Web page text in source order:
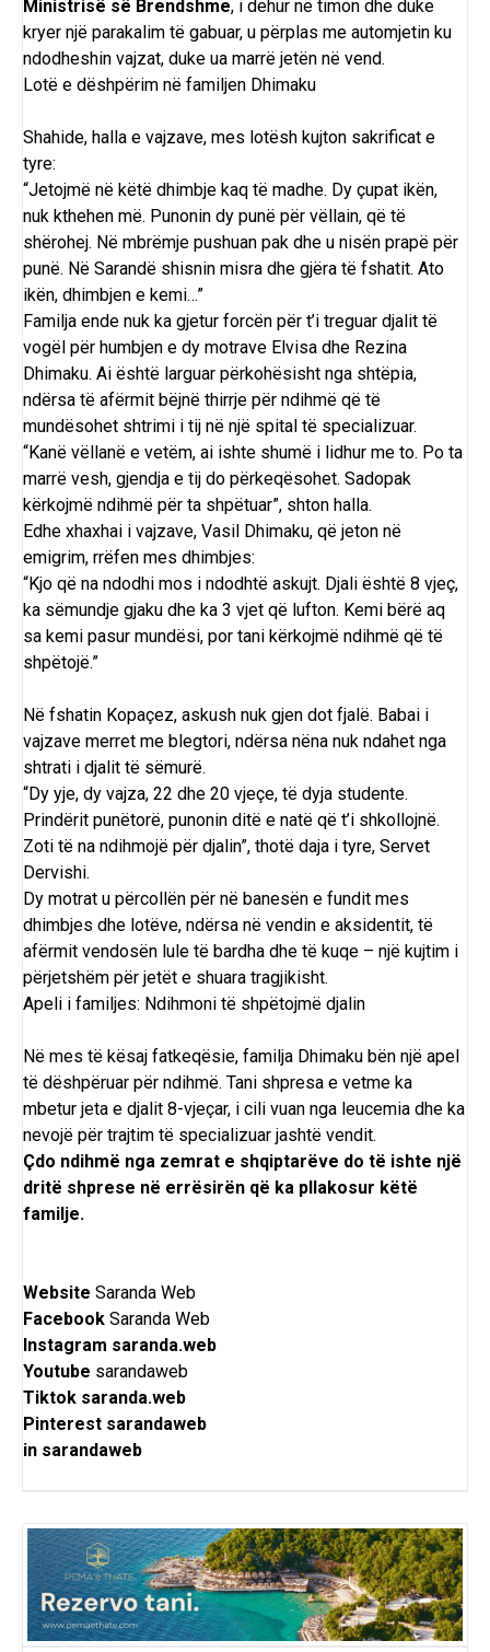
Ministrisë së Brendshme, i dehur në timon dhe duke
kryer një parakalim të gabuar, u përplas me automjetin ku
ndodheshin vajzat, duke ua marrë jetën në vend.
Lotë e dëshpërim në familjen Dhimaku
Shahide, halla e vajzave, mes lotësh kujton sakrificat e
tyre:
“Jetojmë në këtë dhimbje kaq të madhe. Dy çupat ikën,
nuk kthehen më. Punonin dy punë për vëllain, që të
shërohej. Në mbrëmje pushuan pak dhe u nisën prapë për
punë. Në Sarandë shisnin misra dhe gjëra të fshatit. Ato
ikën, dhimbjen e kemi…”
Familja ende nuk ka gjetur forcën për t’i treguar djalit të
vogël për humbjen e dy motrave Elvisa dhe Rezina
Dhimaku. Ai është larguar përkohësisht nga shtëpia,
ndërsa të afërmit bëjnë thirrje për ndihmë që të
mundësohet shtrimi i tij në një spital të specializuar.
“Kanë vëllanë e vetëm, ai ishte shumë i lidhur me to. Po ta
marrë vesh, gjendja e tij do përkeqësohet. Sadopak
kërkojmë ndihmë për ta shpëtuar”, shton halla.
Edhe xhaxhai i vajzave, Vasil Dhimaku, që jeton në
emigrim, rrëfen mes dhimbjes:
“Kjo që na ndodhi mos i ndodhtë askujt. Djali është 8 vjeç,
ka sëmundje gjaku dhe ka 3 vjet që lufton. Kemi bërë aq
sa kemi pasur mundësi, por tani kërkojmë ndihmë që të
shpëtojë.”
Në fshatin Kopaçez, askush nuk gjen dot fjalë. Babai i
vajzave merret me blegtori, ndërsa nëna nuk ndahet nga
shtrati i djalit të sëmurë.
“Dy yje, dy vajza, 22 dhe 20 vjeçe, të dyja studente.
Prindërit punëtorë, punonin ditë e natë që t’i shkollojnë.
Zoti të na ndihmojë për djalin”, thotë daja i tyre, Servet
Dervishi.
Dy motrat u përcollën për në banesën e fundit mes
dhimbjes dhe lotëve, ndërsa në vendin e aksidentit, të
afërmit vendosën lule të bardha dhe të kuqe – një kujtim i
përjetshëm për jetët e shuara tragjikisht.
Apeli i familjes: Ndihmoni të shpëtojmë djalin
Në mes të kësaj fatkeqësie, familja Dhimaku bën një apel
të dëshpëruar për ndihmë. Tani shpresa e vetme ka
mbetur jeta e djalit 8-vjeçar, i cili vuan nga leucemia dhe ka
nevojë për trajtim të specializuar jashtë vendit.
Çdo ndihmë nga zemrat e shqiptarëve do të ishte një
dritë shprese në errësirën që ka pllakosur këtë
familje.
Website Saranda Web
Facebook Saranda Web
Instagram saranda.web
Youtube sarandaweb
Tiktok saranda.web
Pinterest sarandaweb
in sarandaweb